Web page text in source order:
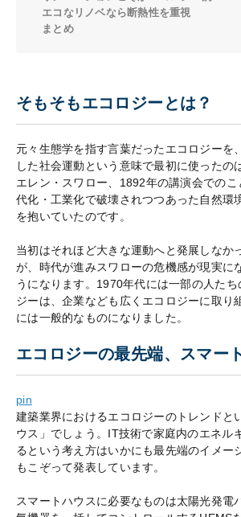
エコなリノベなら断熱性を重視
まとめ
そもそもエコロジーとは？
元々生態学を指す言葉だったエコロジーを
した社会運動という意味で最初に使ったの
エレン・スワロー、1892年の講演会での
代化・工業化で破壊されつつあった自然環
を抱いていたのです。
当初はそれほど大きな運動へと発展しなか
が、時代が進みスワローの危機感が現実に
うになります。1970年代には一部の人たち
ジーは、企業なども広くエコロジーに取り
には一般的なものになりました。
エコロジーの最先端、スマー
pin
建築業界におけるエコロジーのトレンドと
ウス」でしょう。IT技術で家庭内のエネル
るという考え方はいかにも最先端のイメー
もこぞって発表しています。
スマートハウスに必要なものは太陽光発電